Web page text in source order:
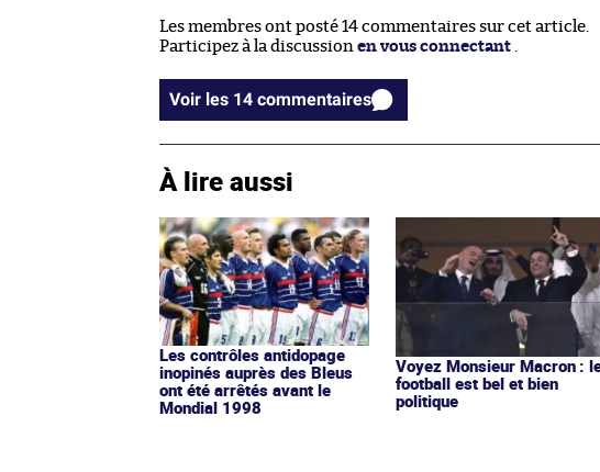
Les membres ont posté 14 commentaires sur cet article.
Participez à la discussion en vous connectant
Voir les 14 commentaires
À lire aussi
Les contrôles antidopage
inopinés auprès des Bleus
ont été arrêtés avant le
Mondial 1998
Voyez Monsieur Macron :
football est bel et bien
politique